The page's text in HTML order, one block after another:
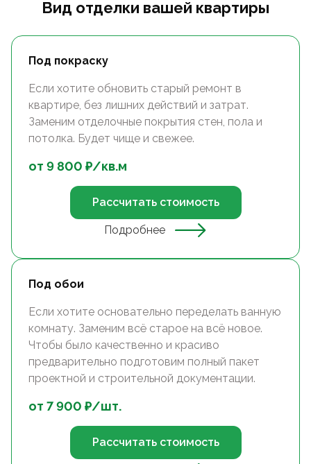
Вид отделки вашей квартиры
Под покраску
Если хотите обновить старый ремонт в
квартире, без лишних действий и затрат.
Заменим отделочные покрытия стен, пола и
потолка. Будет чище и свежее.
от 9 800 ₽/кв.м
Рассчитать стоимость
Подробнее
Под обои
Если хотите основательно переделать ванную
комнату. Заменим всё старое на всё новое.
Чтобы было качественно и красиво
предварительно подготовим полный пакет
проектной и строительной документации.
от 7 900 ₽/шт.
Рассчитать стоимость